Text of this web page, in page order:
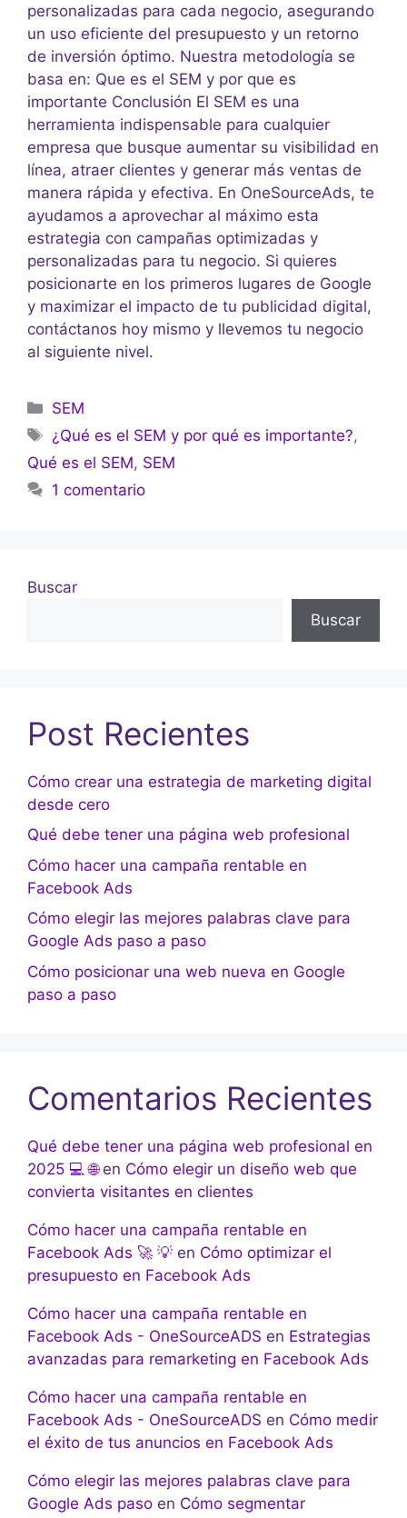
personalizadas para cada negocio, asegurando
un uso eficiente del presupuesto y un retorno
de inversión óptimo. Nuestra metodología se
basa en: Que es el SEM y por que es
importante Conclusión El SEM es una
herramienta indispensable para cualquier
empresa que busque aumentar su visibilidad en
línea, atraer clientes y generar más ventas de
manera rápida y efectiva. En OneSourceAds, te
ayudamos a aprovechar al máximo esta
estrategia con campañas optimizadas y
personalizadas para tu negocio. Si quieres
posicionarte en los primeros lugares de Google
y maximizar el impacto de tu publicidad digital,
contáctanos hoy mismo y llevemos tu negocio
al siguiente nivel.
SEM
¿Qué es el SEM y por qué es importante?,
Qué es el SEM, SEM
1 comentario
Buscar
Buscar
Post Recientes
Cómo crear una estrategia de marketing digital
desde cero
Qué debe tener una página web profesional
Cómo hacer una campaña rentable en
Facebook Ads
Cómo elegir las mejores palabras clave para
Google Ads paso a paso
Cómo posicionar una web nueva en Google
paso a paso
Comentarios Recientes
Qué debe tener una página web profesional en
2025 💻 🌐en Cómo elegir un diseño web que
convierta visitantes en clientes
Cómo hacer una campaña rentable en
Facebook Ads 🚀 💡 en Cómo optimizar el
presupuesto en Facebook Ads
Cómo hacer una campaña rentable en
Facebook Ads - OneSourceADS en Estrategias
avanzadas para remarketing en Facebook Ads
Cómo hacer una campaña rentable en
Facebook Ads - OneSourceADS en Cómo medir
el éxito de tus anuncios en Facebook Ads
Cómo elegir las mejores palabras clave para
Google Ads paso en Cómo segmentar